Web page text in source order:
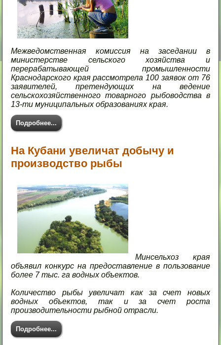
Межведомственная комиссия на заседании в
министерстве сельского хозяйства и
перерабатывающей промышленности
Краснодарского края рассмотрела 100 заявок от 76
заявителей, претендующих на ведение
сельскохозяйственного товарного рыбоводства в
13-ти муниципальных образованиях края.
Подробнее...
На Кубани увеличат добычу и
производство рыбы
Минсельхоз края
объявил конкурс на предоставление в пользование
более 7 тыс. га водных объектов.
Количество рыбы увеличат как за счет новых
водных объектов, так и за счет роста
производительности рыбной отрасли.
Подробнее...